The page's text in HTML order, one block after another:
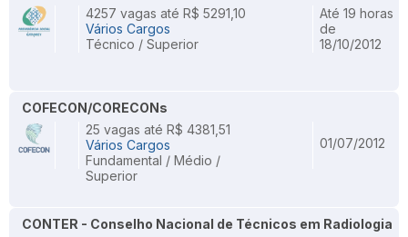
4257 vagas até R$ 5291,10
Vários Cargos
Técnico / Superior
Até 19 horas
de
18/10/2012
COFECON/CORECONs
25 vagas até R$ 4381,51
Vários Cargos
Fundamental / Médio /
Superior
01/07/2012
CONTER - Conselho Nacional de Técnicos em Radiologia